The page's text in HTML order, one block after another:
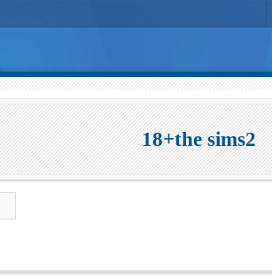
18+the sims2